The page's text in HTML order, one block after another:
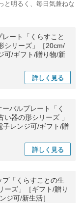
と明るく、毎日気兼ねな
ート「くらすこと
シリーズ」［20cm/
可/ギフト/贈り物/新
詳しく 見る
バルプレート「く
い器の形シリーズ 」
子レンジ可/ギフト/贈
詳しく 見る
プ「くらすことの生
ーズ」［ギフト/贈り
ジ可/新生活］